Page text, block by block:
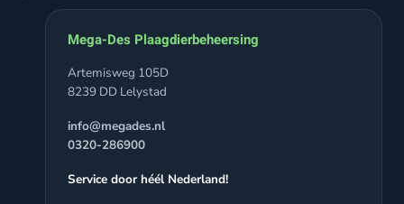
Mega-Des Plaagdierbeheersing
Artemisweg 105D
8239 DD Lelystad
info@megades.nl
0320-286900
Service door héél Nederland!